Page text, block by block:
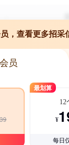
，查看更多招采
员
最划算
12
¥
每日